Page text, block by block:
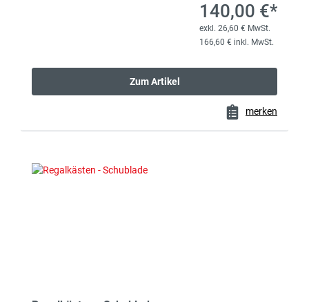
140,00 €*
exkl. 26,60 € MwSt.
166,60 € inkl. MwSt.
Zum Artikel
merken